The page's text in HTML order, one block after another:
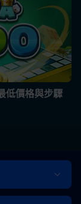
低價格與步驟